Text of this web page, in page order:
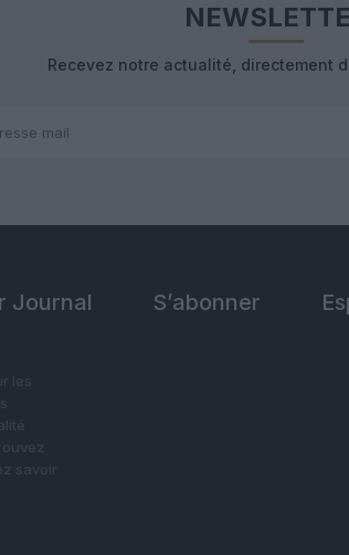
Recevez notre actualité, directement
Journal S’abonner